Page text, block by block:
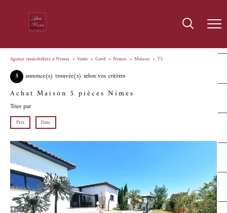
Agence immobilière à Nîmes Vente Gard Nimes Maison T5
5 annonce(s) trouvée(s) selon vos critères
Achat Maison 5 pièces Nimes
Trier par
Prix Date